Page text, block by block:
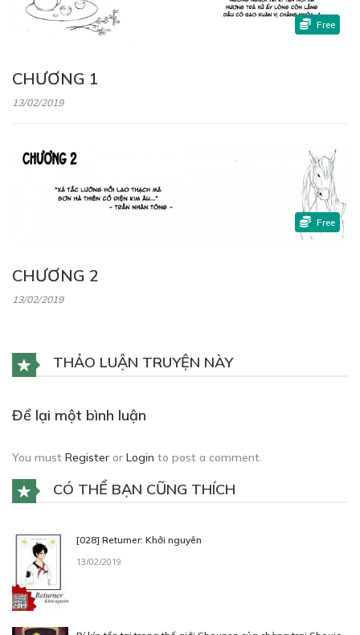
CHƯƠNG 1
13/02/2019
Free
CHƯƠNG 2
13/02/2019
Free
THẢO LUẬN TRUYỆN NÀY
Để lại một bình luận
You must Register or Login to post a comment.
CÓ THỂ BẠN CŨNG THÍCH
[028] Returner: Khởi nguyên
13/02/2019